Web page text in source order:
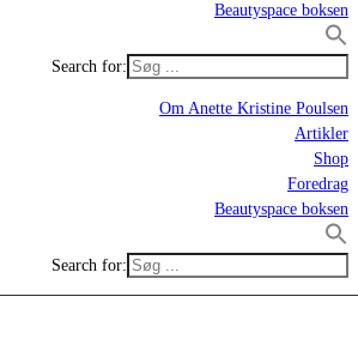
Beautyspace boksen
Search for:
Om Anette Kristine Poulsen
Artikler
Shop
Foredrag
Beautyspace boksen
Search for: